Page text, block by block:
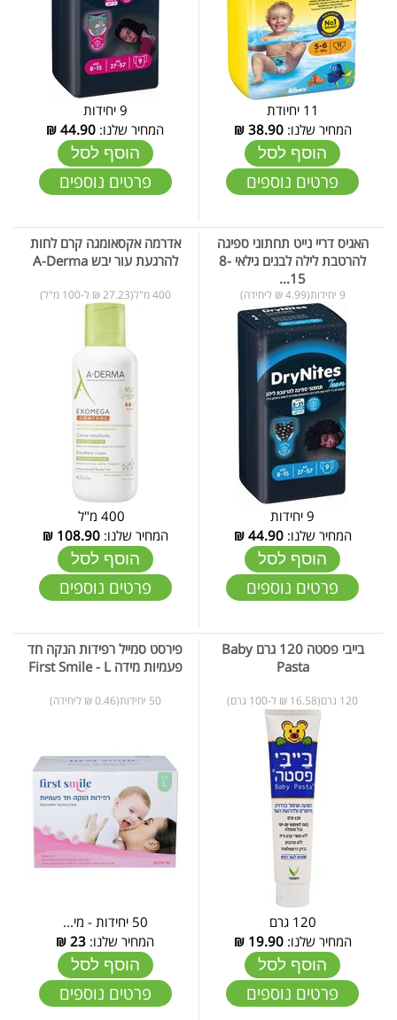
11 יחיודת
המחיר שלנו:38.90
₪
הוסף לסל
פרטים נוספים
9 יחידות
המחיר שלנו: 44.90
₪
הוסף לסל
פרטים נוספים
האגיס דריי נייט תחתוני ספיגה
להרטבת לילה לבנים גילאי 8-
15...
9 יחידות(4.99 ₪ ליחידה)
9 יחידות
המחיר שלנו:44.90
₪
הוסף לסל
פרטים נוספים
אדרמה אקסאומגה קרם לחות
להרגעת עור יבש A-Derma
400 מ"ל(27.23 ₪ ל-100 מ"ל)
המחיר שלנו:108.90
₪
הוסף לסל
פרטים נוספים
בייבי פסטה 120 גרם Baby
Pasta
120 גרם(16.58 ₪ ל-100 גרם)
120 גרם
המחיר שלנו:19.90
₪
הוסף לסל
פרטים נוספים
פירסט סמייל רפידות הנקה חד
פעמיות מידה First Smile - L
50 יחידות(0.46 ₪ ליחידה)
50 יחידות - מי...
המחיר שלנו: 23
₪
הוסף לסל
פרטים נוספים